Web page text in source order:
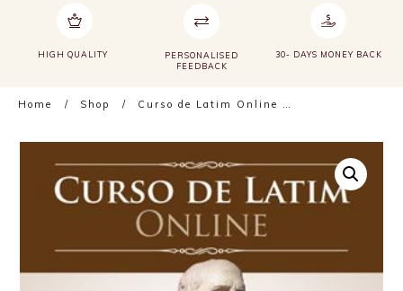
HIGH QUALITY
PERSONALISED
FEEDBACK
30- DAYS MONEY BACK
Home / Shop / Curso de Latim Online – Nível Básico